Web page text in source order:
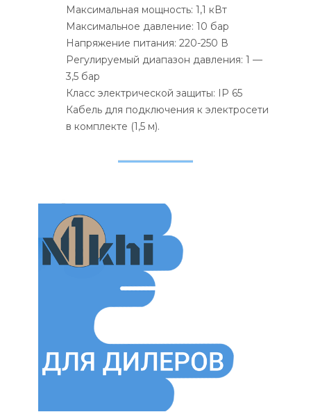
Максимальная мощность: 1,1 кВт
Максимальное давление: 10 бар
Напряжение питания: 220-250 В
Регулируемый диапазон давления: 1 —
3,5 бар
Класс электрической защиты: IP 65
Кабель для подключения к электросети
в комплекте (1,5 м).